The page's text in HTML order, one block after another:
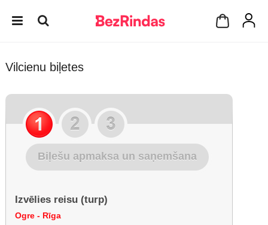
Vilcienu biļetes
Biļešu apmaksa un saņemšana
Izvēlies reisu (turp)
Ogre - Rīga